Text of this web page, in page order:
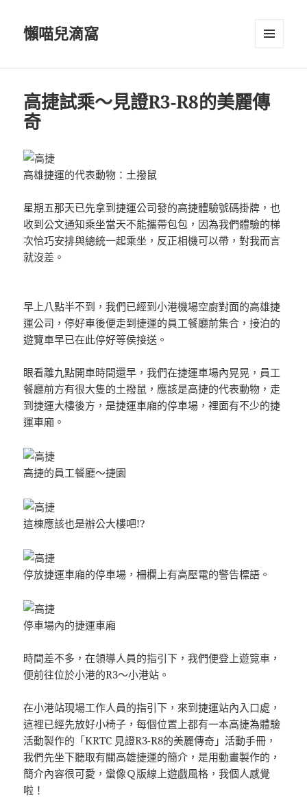
懶喵兒滴窩
高捷試乘～見證R3-R8的美麗傳
奇
高雄捷運的代表動物：土撥鼠
星期五那天已先拿到捷運公司發的高捷體驗號碼掛牌，也
收到公文通知乘坐當天不能攜帶包包，因為我們體驗的梯
次恰巧安排與總統一起乘坐，反正相機可以帶，對我而言
就沒差。
早上八點半不到，我們已經到小港機場空廚對面的高雄捷
運公司，停好車後便走到捷運的員工餐廳前集合，接泊的
遊覽車早已在此停好等侯接送。
眼看離九點開車時間還早，我們在捷運車場內晃晃，員工
餐廳前方有很大隻的土撥鼠，應該是高捷的代表動物，走
到捷運大樓後方，是捷運車廂的停車場，裡面有不少的捷
運車廂。
高捷的員工餐廳～捷園
這棟應該也是辦公大樓吧!?
停放捷運車廂的停車場，柵欄上有高壓電的警告標語。
停車場內的捷運車廂
時間差不多，在領導人員的指引下，我們便登上遊覽車，
便前往位於小港的R3～小港站。
在小港站現場工作人員的指引下，來到捷運站內入口處，
這裡已經先放好小椅子，每個位置上都有一本高捷為體驗
活動製作的「KRTC 見證R3-R8的美麗傳奇」活動手冊，
我們先坐下聽取有關高雄捷運的簡介，是用動畫製作的，
簡介內容很可愛，蠻像Ｑ版線上遊戲風格，我個人感覺
啦！